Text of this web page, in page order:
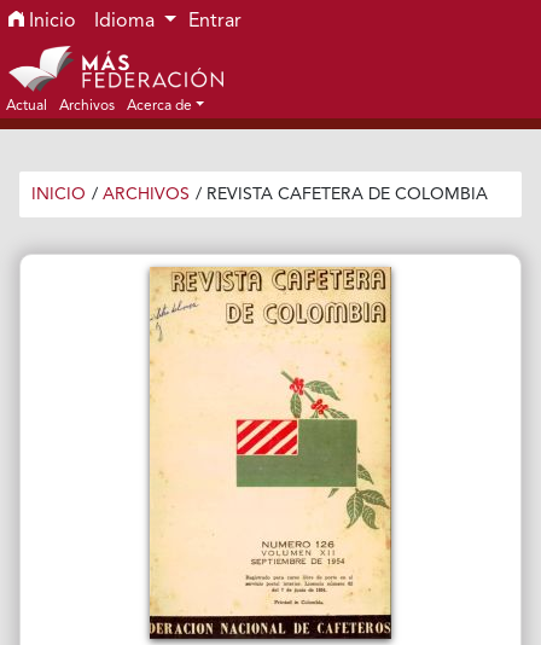
Ir al menú de navegación principal
Ir al contenido principal
Ir al pie de página del sitio
Inicio Idioma Entrar
Actual Archivos Acerca de
INICIO / ARCHIVOS / REVISTA CAFETERA DE COLOMBIA